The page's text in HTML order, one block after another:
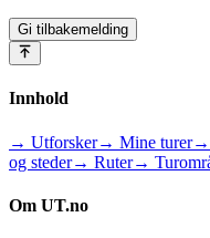
Gi tilbakemelding
Innhold
→ Utforsker→ Mine turer→
og steder→ Ruter→
Om UT.no